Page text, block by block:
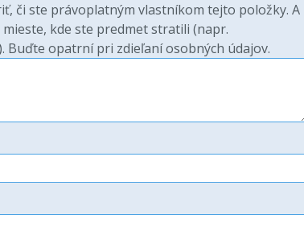
či ste právoplatným vlastníkom tejto položky. A
kde ste predmet stratili (napr.
opatrní pri zdieľaní osobných údajov.